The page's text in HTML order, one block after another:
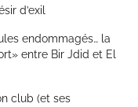
d’exil
endommagés… la
entre Bir Jdid et El
club (et ses